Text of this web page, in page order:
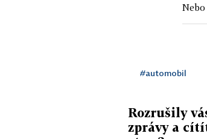
#automobil
Rozrušily
zprávy a